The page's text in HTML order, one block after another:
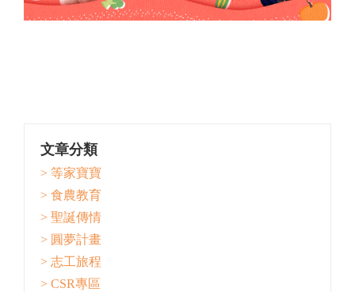
文章分類
> 等家寶寶
> 食農教育
> 聖誕傳情
> 圓夢計畫
> 志工旅程
> CSR專區